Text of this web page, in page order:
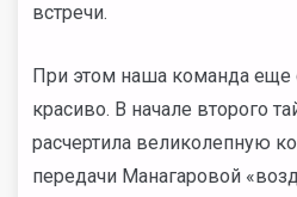
встречи.
При этом наша команда еще
красиво. В начале второго
расчертила великолепную
передачи Манагаровой